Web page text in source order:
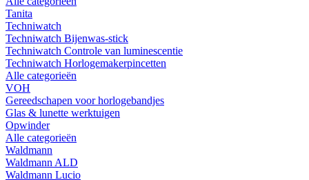
Tanita
Techniwatch
Techniwatch Bijenwas-stick
Techniwatch Controle van luminescentie
Techniwatch Horlogemakerpincetten
Alle categorieën
VOH
Gereedschapen voor horlogebandjes
Glas & lunette werktuigen
Opwinder
Alle categorieën
Waldmann
Waldmann ALD
Waldmann Lucio